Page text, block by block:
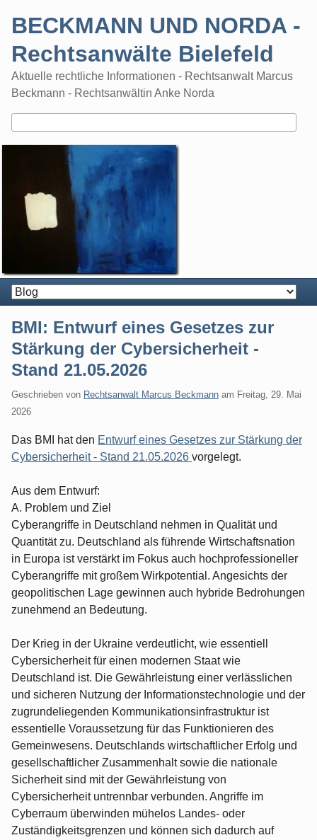
BECKMANN UND NORDA -
Rechtsanwälte Bielefeld
Aktuelle rechtliche Informationen - Rechtsanwalt Marcus
Beckmann - Rechtsanwältin Anke Norda
BMI: Entwurf eines Gesetzes zur
Stärkung der Cybersicherheit -
Stand 21.05.2026
Geschrieben von Rechtsanwalt Marcus Beckmann am Freitag, 29. Mai
2026
Das BMI hat den Entwurf eines Gesetzes zur Stärkung der
Cybersicherheit - Stand 21.05.2026 vorgelegt.
Aus dem Entwurf:
A. Problem und Ziel
Cyberangriffe in Deutschland nehmen in Qualität und
Quantität zu. Deutschland als führende Wirtschaftsnation
in Europa ist verstärkt im Fokus auch hochprofessioneller
Cyberangriffe mit großem Wirkpotential. Angesichts der
geopolitischen Lage gewinnen auch hybride Bedrohungen
zunehmend an Bedeutung.
Der Krieg in der Ukraine verdeutlicht, wie essentiell
Cybersicherheit für einen modernen Staat wie
Deutschland ist. Die Gewährleistung einer verlässlichen
und sicheren Nutzung der Informationstechnologie und der
zugrundeliegenden Kommunikationsinfrastruktur ist
essentielle Voraussetzung für das Funktionieren des
Gemeinwesens. Deutschlands wirtschaftlicher Erfolg und
gesellschaftlicher Zusammenhalt sowie die nationale
Sicherheit sind mit der Gewährleistung von
Cybersicherheit untrennbar verbunden. Angriffe im
Cyberraum überwinden mühelos Landes- oder
Zuständigkeitsgrenzen und können sich dadurch auf